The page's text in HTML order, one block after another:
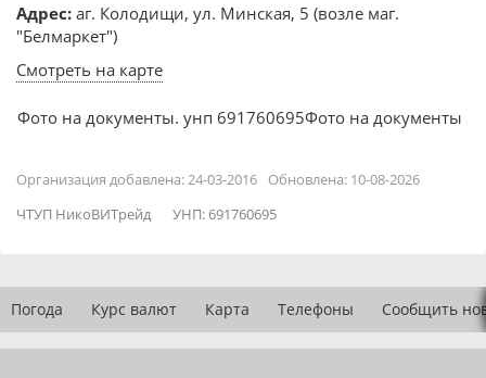
Адрес: аг. Колодищи, ул. Минская, 5 (возле маг.
"Белмаркет")
Смотреть на карте
Фото на документы. унп 691760695Фото на документы
Организация добавлена: 24-03-2016
Обновлена: 10-08-2026
ЧТУП НикоВИТрейд
УНП: 691760695
Погода Курс валют Карта Телефоны Сообщить